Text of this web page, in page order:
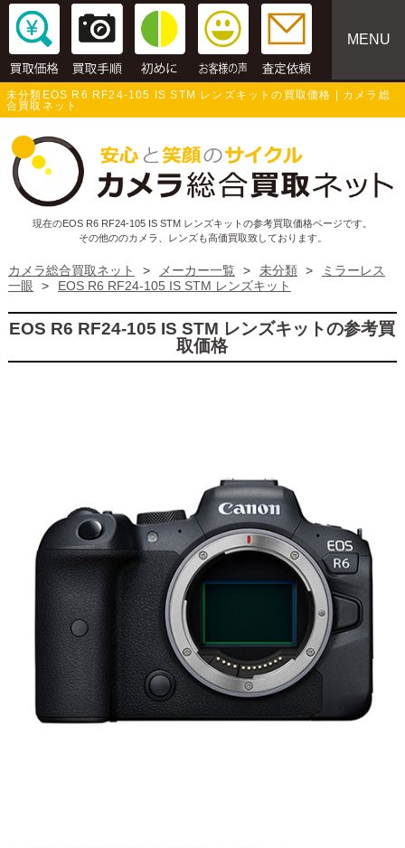
MENU
未分類EOS R6 RF24-105 IS STM レンズキットの買取価格 | カメラ総
合買取ネット
現在のEOS R6 RF24-105 IS STM レンズキットの参考買取価格ページです。
その他ののカメラ、レンズも高価買取致しております。
カメラ総合買取ネット > メーカー一覧 > 未分類 >
ミラーレス
一眼
> EOS R6 RF24-105 IS STM レンズキット
EOS R6 RF24-105 IS STM レンズキットの参考買
取価格